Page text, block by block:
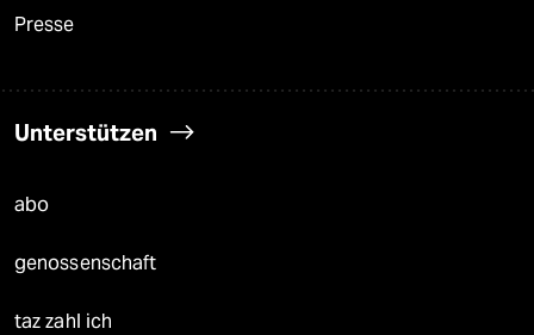
Presse
Unterstützen
abo
genossenschaft
taz zahl ich